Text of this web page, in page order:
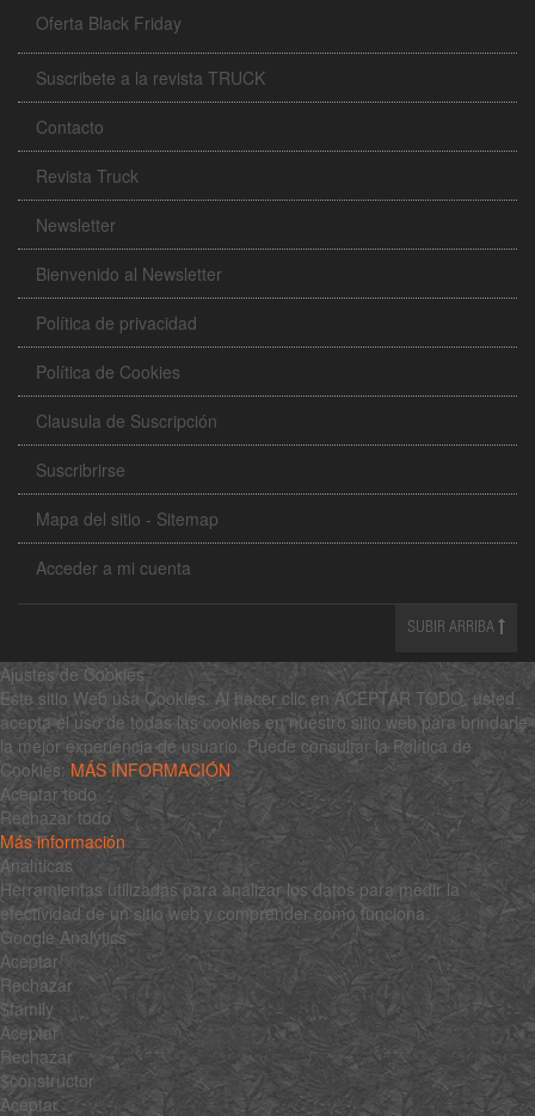
Oferta Black Friday
Suscribete a la revista TRUCK
Contacto
Revista Truck
Newsletter
Bienvenido al Newsletter
Política de privacidad
Política de Cookies
Clausula de Suscripción
Suscribrirse
Mapa del sitio - Sitemap
Acceder a mi cuenta
SUBIR ARRIBA
Ajustes de Cookies
Este sitio Web usa Cookies. Al hacer clic en ACEPTAR TODO, usted
acepta el uso de todas las cookies en nuestro sitio web para brindarle
la mejor experiencia de usuario. Puede consultar la Política de
Cookies: MÁS INFORMACIÓN
Aceptar todo
Rechazar todo
Más información
Analíticas
Herramientas utilizadas para analizar los datos para medir la
efectividad de un sitio web y comprender cómo funciona.
Google Analytics
Aceptar
Rechazar
$family
Aceptar
Rechazar
$constructor
Aceptar